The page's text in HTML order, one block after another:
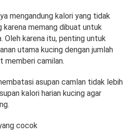
mengandung kalori yang tidak
karena memang dibuat untuk
Oleh karena itu, penting untuk
utama kucing dengan jumlah
memberi camilan.
asupan camlan tidak lebih
kalori harian kucing agar
cocok